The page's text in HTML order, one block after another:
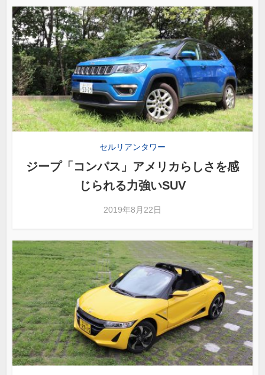
セルリアンタワー
ジープ「コンパス」アメリカらしさを感
じられる力強いSUV
2019年8月22日